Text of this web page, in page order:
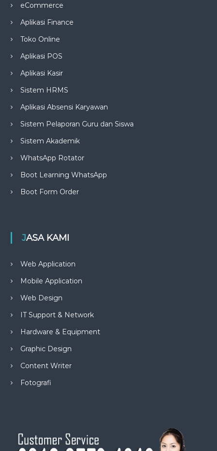
eCommerce
Aplikasi Finance
Toko Online
Aplikasi POS
Aplikasi Kasir
Sistem HRMS
Aplikasi Absensi Karyawan
Sistem Pelaporan Guru dan Siswa
Sistem Akademik
WhatsApp Rotator
Boot Learning WhatsApp
Boot Form Order
JASA KAMI
Web Application
Mobile Application
Web Design
IT Support & Network
Hardware & Equipment
Graphic Design
Content Writer
Fotografi